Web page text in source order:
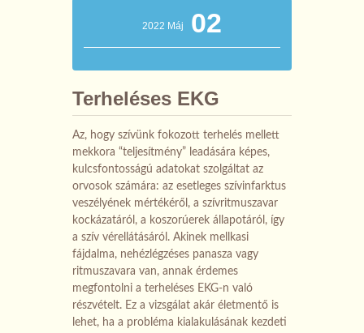
2022 Máj 02
Terheléses EKG
Az, hogy szívünk fokozott terhelés mellett
mekkora “teljesítmény” leadására képes,
kulcsfontosságú adatokat szolgáltat az
orvosok számára: az esetleges szívinfarktus
veszélyének mértékéről, a szívritmuszavar
kockázatáról, a koszorúerek állapotáról, így
a szív vérellátásáról. Akinek mellkasi
fájdalma, nehézlégzéses panasza vagy
ritmuszavara van, annak érdemes
megfontolni a terheléses EKG-n való
részvételt. Ez a vizsgálat akár életmentő is
lehet, ha a probléma kialakulásának kezdeti